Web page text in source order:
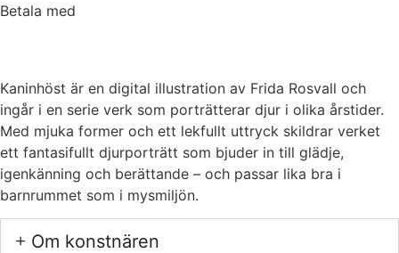
Betala med
Kaninhöst är en digital illustration av Frida Rosvall och
ingår i en serie verk som porträtterar djur i olika årstider.
Med mjuka former och ett lekfullt uttryck skildrar verket
ett fantasifullt djurporträtt som bjuder in till glädje,
igenkänning och berättande – och passar lika bra i
barnrummet som i mysmiljön.
Om konstnären